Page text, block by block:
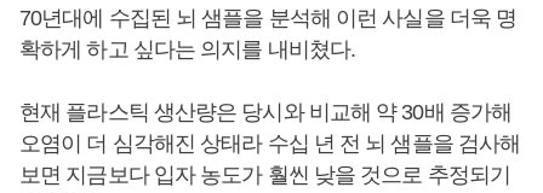
70년대에 수집된 뇌 샘플을 분석해 이런 사실을 더욱 명
확하게 하고 싶다는 의지를 내비쳤다.
현재 플라스틱 생산량은 당시와 비교해 약 30배 증가해
오염이 더 심각해진 상태라 수십 년 전 뇌 샘플을 검사해
보면 지금보다 입자 농도가 훨씬 낮을 것으로 추정되기